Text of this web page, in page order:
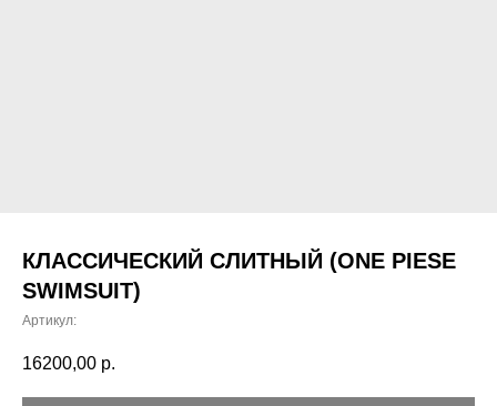
КЛАССИЧЕСКИЙ СЛИТНЫЙ (ONE PIESE
SWIMSUIT)
Артикул:
16200,00 р.